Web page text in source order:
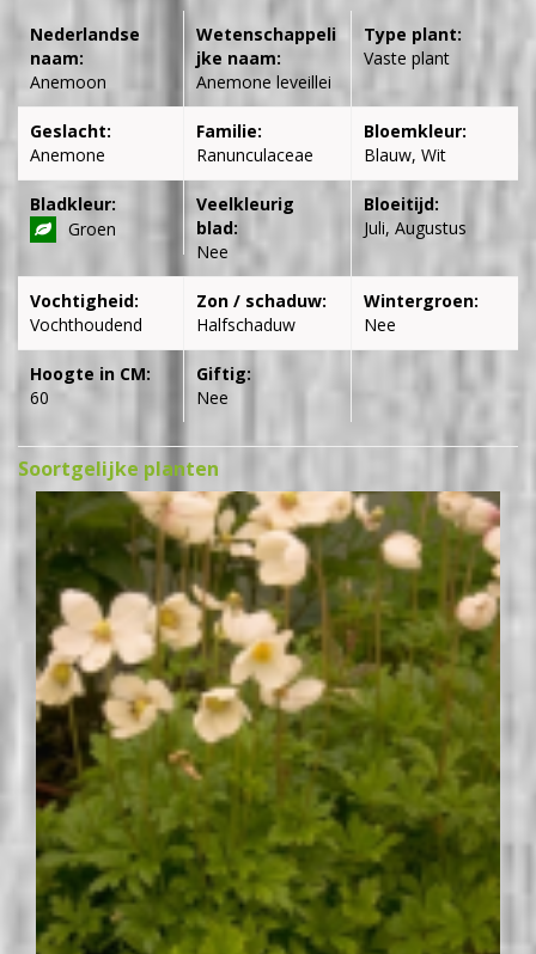
Nederlandse
naam:
Anemoon
Wetenschappeli
jke naam:
Anemone leveillei
Type plant:
Vaste plant
Geslacht:
Anemone
Familie:
Ranunculaceae
Bloemkleur:
Blauw, Wit
Bladkleur:
Groen
Veelkleurig
blad:
Nee
Bloeitijd:
Juli, Augustus
Vochtigheid:
Vochthoudend
Zon / schaduw:
Halfschaduw
Wintergroen:
Nee
Hoogte in CM:
60
Giftig:
Nee
Soortgelijke planten